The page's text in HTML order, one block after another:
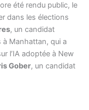
été rendu public, le
dans les élections
, un candidat
Manhattan, qui a
l’IA adoptée à New
Gober, un candidat